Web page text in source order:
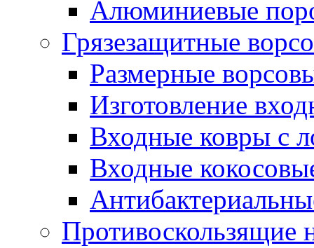
Алюминиевые
Грязезащитные
Размерные
Изготовление
Входные ковры с
Входные
Противоскользящие